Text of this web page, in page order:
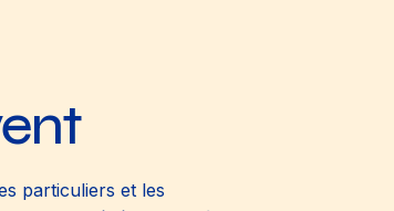
particuliers et les